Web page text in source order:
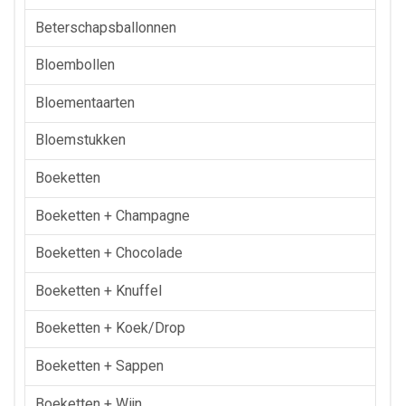
Beterschapsballonnen
Bloembollen
Bloementaarten
Bloemstukken
Boeketten
Boeketten + Champagne
Boeketten + Chocolade
Boeketten + Knuffel
Boeketten + Koek/drop
Boeketten + Sappen